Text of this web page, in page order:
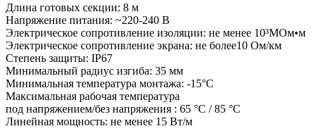
Длина готовых секции: 8 м
Напряжение питания: ~220-240 В
Электрическое сопротивление изоляции: не менее 10³МОм•м
Электрическое сопротивление экрана: не более10 Ом/км
Степень защиты: IP67
Минимальный радиус изгиба: 35 мм
Минимальная температура монтажа: -15°С
Максимальная рабочая температура
под напряжением/без напряжения : 65 °С / 85 °С
Линейная мощность: не менее 15 Вт/м